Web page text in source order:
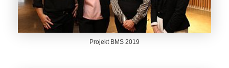
Projekt BMS 2019